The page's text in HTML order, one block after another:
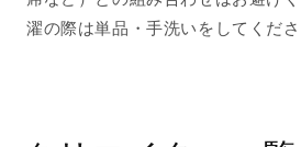
濯の際は単品・手洗いをしてくださ